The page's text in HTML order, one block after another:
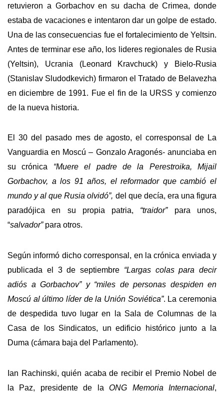
retuvieron a Gorbachov en su dacha de Crimea, donde
estaba de vacaciones e intentaron dar un golpe de estado.
Una de las consecuencias fue el fortalecimiento de Yeltsin.
Antes de terminar ese año, los lideres regionales de Rusia
(Yeltsin), Ucrania (Leonard Kravchuck) y Bielo-Rusia
(Stanislav Sludodkevich) firmaron el Tratado de Belavezha
en diciembre de 1991. Fue el fin de la URSS y comienzo
de la nueva historia.
El 30 del pasado mes de agosto, el corresponsal de La
Vanguardia en Moscú – Gonzalo Aragonés- anunciaba en
su crónica “Muere el padre de la Perestroika, Mijail
Gorbachov, a los 91 años, el reformador que cambió el
mundo y al que Rusia olvidó”, del que decía, era una figura
paradójica en su propia patria, “traidor”para unos,
“salvador”para otros.
Según informó dicho corresponsal, en la crónica enviada y
publicada el 3 de septiembre “Largas colas para decir
adiós a Gorbachov” y “miles de personas despiden en
Moscú al último líder de la Unión Soviética”. La ceremonia
de despedida tuvo lugar en la Sala de Columnas de la
Casa de los Sindicatos, un edificio histórico junto a la
Duma (cámara baja del Parlamento).
Ian Rachinski, quién acaba de recibir el Premio Nobel de
la Paz, presidente de laONG Memoria Internacional,